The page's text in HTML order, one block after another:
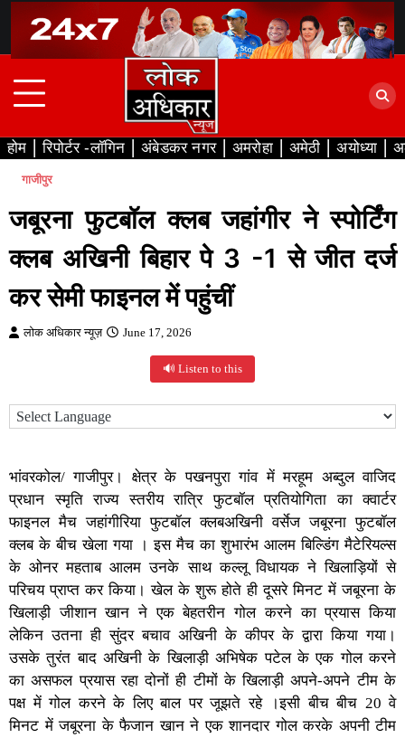
content
होम रिपोर्टर -लॉगिन अंबेडकर नगर अमरोहा अमेठी अयोध्या
गाजीपुर
जबूरना फुटबॉल क्लब जहांगीर ने स्पोर्टिंग
क्लब अखिनी बिहार पे 3 -1 से जीत दर्ज
कर सेमी फाइनल में पहुंचीं
लोक अधिकार न्यूज़ June 17, 2026
🔊 Listen to this
भांवरकोल/ गाजीपुर। क्षेत्र के पखनपुरा गांव में मरहूम अब्दुल वाजिद
प्रधान स्मृति राज्य स्तरीय रात्रि फुटबॉल प्रतियोगिता का क्वार्टर
फाइनल मैच जहांगीरिया फुटबॉल क्लबअखिनी वर्सेज जबूरना फुटबॉल
क्लब के बीच खेला गया । इस मैच का शुभारंभ आलम बिल्डिंग मैटेरियल्स
के ओनर महताब आलम उनके साथ कल्लू विधायक ने खिलाड़ियों से
परिचय प्राप्त कर किया। खेल के शुरू होते ही दूसरे मिनट में जबूरना के
खिलाड़ी जीशान खान ने एक बेहतरीन गोल करने का प्रयास किया
लेकिन उतना ही सुंदर बचाव अखिनी के कीपर के द्वारा किया गया।
उसके तुरंत बाद अखिनी के खिलाड़ी अभिषेक पटेल के एक गोल करने
का असफल प्रयास रहा दोनों ही टीमों के खिलाड़ी अपने-अपने टीम के
पक्ष में गोल करने के लिए बाल पर जूझते रहे ।इसी बीच बीच 20 वे
मिनट में जबूरना के फैजान खान ने एक शानदार गोल करके अपनी टीम